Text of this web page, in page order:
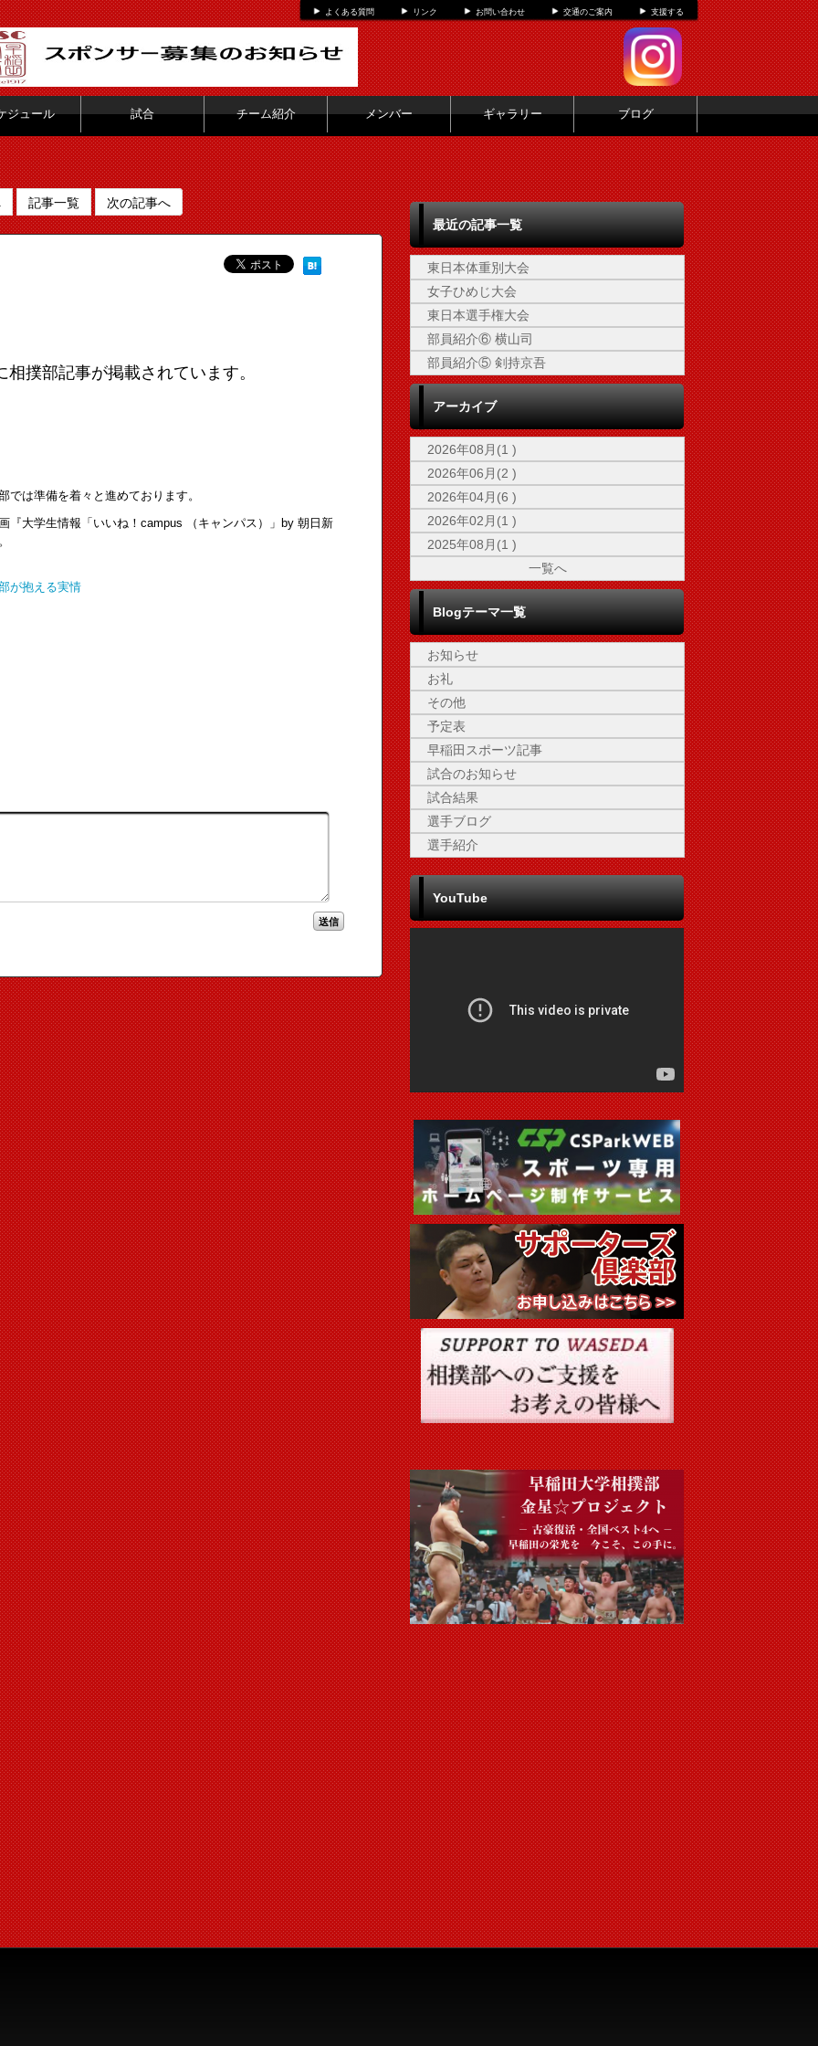
よくある質問 リンク お問い合わせ 交通のご案内 支援する
ジュール 試合 チーム紹介 メンバー ギャラリー ブログ
記事一覧 次の記事へ
撲部記事が掲載されています。
は準備を着々と進めております。
『大学生情報「いいね！campus （キャンパス）」by 朝日新
が抱える実情
最近の記事一覧
東日本体重別大会
女子ひめじ大会
東日本選手権大会
部員紹介⑥ 横山司
部員紹介⑤ 剣持京吾
アーカイブ
2026年08月(1 )
2026年06月(2 )
2026年04月(6 )
2026年02月(1 )
2025年08月(1 )
一覧へ
Blogテーマ一覧
お知らせ
お礼
その他
予定表
早稲田スポーツ記事
試合のお知らせ
試合結果
選手ブログ
選手紹介
YouTube